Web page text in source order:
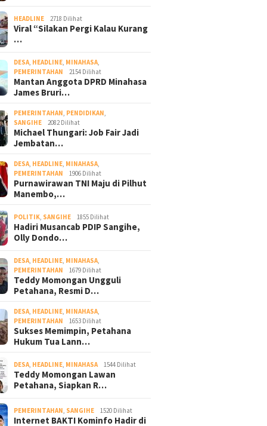
HEADLINE 2718 Dilihat
Viral “Silakan Pergi Kalau Kurang
…
DESA, HEADLINE, MINAHASA,
PEMERINTAHAN
2154 Dilihat
Mantan Anggota DPRD Minahasa
James Bruri…
PEMERINTAHAN, PENDIDIKAN,
SANGIHE
2082 Dilihat
Michael Thungari: Job Fair Jadi
Jembatan…
DESA, HEADLINE, MINAHASA,
PEMERINTAHAN
1906 Dilihat
Purnawirawan TNI Maju di Pilhut
Manembo,…
POLITIK, SANGIHE 1855 Dilihat
Hadiri Musancab PDIP Sangihe,
Olly Dondo…
DESA, HEADLINE, MINAHASA,
PEMERINTAHAN
1679 Dilihat
Teddy Momongan Ungguli
Petahana, Resmi D…
DESA, HEADLINE, MINAHASA,
PEMERINTAHAN
1653 Dilihat
Sukses Memimpin, Petahana
Hukum Tua Lann…
DESA, HEADLINE, MINAHASA 1544 Dilihat
Teddy Momongan Lawan
Petahana, Siapkan R…
PEMERINTAHAN, SANGIHE 1520 Dilihat
Internet BAKTI Kominfo Hadir di